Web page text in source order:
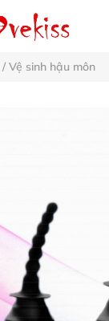
/ Vệ sinh hậu môn